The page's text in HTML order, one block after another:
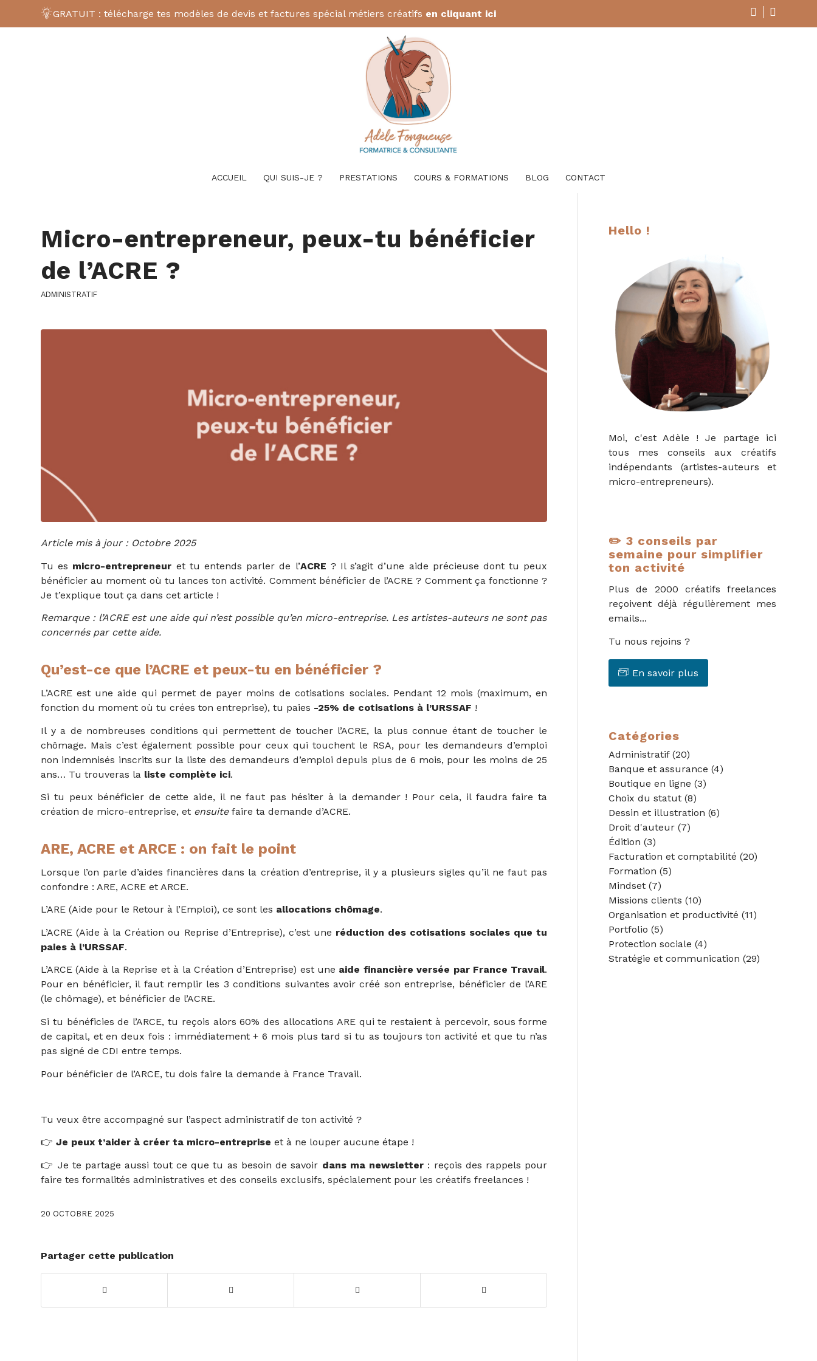
GRATUIT : télécharge tes modèles de devis et factures spécial métiers créatifs en cliquant ici
ACCUEIL QUI SUIS-JE ? PRESTATIONS COURS & FORMATIONS BLOG CONTACT
Micro-entrepreneur, peux-tu bénéficier
de l’ACRE ?
ADMINISTRATIF
Article mis à jour : Octobre 2025
Tu es micro-entrepreneur et tu entends parler de l’ACRE ? Il s’agit d’une aide précieuse dont tu peux
bénéficier au moment où tu lances ton activité. Comment bénéficier de l’ACRE ? Comment ça fonctionne ?
Je t’explique tout ça dans cet article !
Remarque : l’ACRE est une aide qui n’est possible qu’en micro-entreprise. Les artistes-auteurs ne sont pas
concernés par cette aide.
Qu’est-ce que l’ACRE et peux-tu en bénéficier ?
L’ACRE est une aide qui permet de payer moins decotisations sociales. Pendant 12 mois (maximum, en
fonction du moment où tu crées ton entreprise), tu paies -25% de cotisations à l’URSSAF !
Il y a de nombreuses conditions qui permettent de toucher l’ACRE, la plus connue étant de toucher le
chômage. Mais c’est également possible pour ceux qui touchent le RSA, pour les demandeurs d’emploi
non indemnisés inscrits sur la liste des demandeurs d’emploi depuis plus de 6 mois, pour les moins de 25
ans… Tu trouveras la liste complète ici.
Si tu peux bénéficier de cette aide, il ne faut pas hésiter à la demander ! Pour cela, il faudra faire ta
création de micro-entreprise, et ensuitefaire ta demande d’ACRE.
ARE, ACRE et ARCE : on fait le point
Lorsque l’on parle d’aides financières dans la création d’entreprise, il y a plusieurs sigles qu’il ne faut pas
confondre : ARE, ACRE et ARCE.
L’ARE (Aide pour le Retour à l’Emploi), ce sont les allocations chômage.
L’ACRE (Aide à la Création ou Reprise d’Entreprise), c’est une réduction des cotisations sociales que tu
paies à l’URSSAF.
L’ARCE (Aide à la Reprise et à la Création d’Entreprise) est une aide financière versée par France Travail.
Pour en bénéficier, il faut remplir les 3 conditions suivantes avoir créé son entreprise, bénéficier de l’ARE
(le chômage), et bénéficier de l’ACRE.
Si tu bénéficies de l’ARCE, tu reçois alors 60% des allocations ARE qui te restaient à percevoir, sous forme
de capital, et en deux fois : immédiatement + 6 mois plus tard si tu as toujours ton activité et que tu n’as
pas signé de CDI entre temps.
Pour bénéficier de l’ARCE, tu dois faire la demande à France Travail.
Tu veux être accompagné sur l’aspect administratif de ton activité ?
👉 Je peux t’aider à créer ta micro-entreprise et à ne louper aucune étape !
👉 Je te partage aussi tout ce que tu as besoin de savoir dans ma newsletter : reçois des rappels pour
faire tes formalités administratives et des conseils exclusifs, spécialement pour les créatifs freelances !
20 OCTOBRE 2025
Partager cette publication
Hello !
Moi, c'est Adèle ! Je partage ici
tous mes conseils aux créatifs
indépendants (artistes-auteurs et
micro-entrepreneurs).
✏️ 3 conseils par
semaine pour simplifier
ton activité
Plus de 2000 créatifs freelances
reçoivent déjà régulièrement mes
emails...
Tu nous rejoins ?
En savoir plus
Catégories
Administratif(20)
Banque et assurance (4)
Boutique en ligne (3)
Choix du statut (8)
Dessin et illustration (6)
Droit d'auteur (7)
Édition (3)
Facturation et comptabilité (20)
Formation (5)
Mindset (7)
Missions clients (10)
Organisation et productivité (11)
Portfolio (5)
Protection sociale (4)
Stratégie et communication (29)